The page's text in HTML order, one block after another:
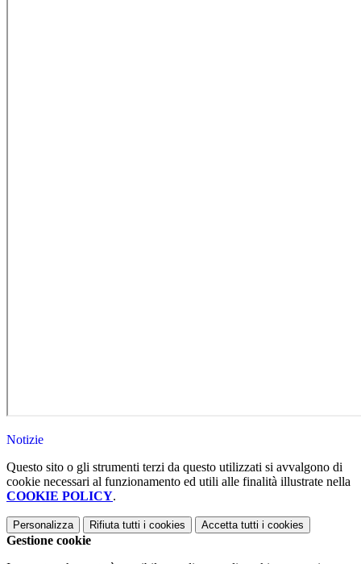
Notizie
Questo sito o gli strumenti terzi da questo utilizzati si avvalgono di
cookie necessari al funzionamento ed utili alle finalità illustrate nella
COOKIE POLICY.
Personalizza Rifiuta tutti i cookies Accetta tutti i cookies
Gestione cookie